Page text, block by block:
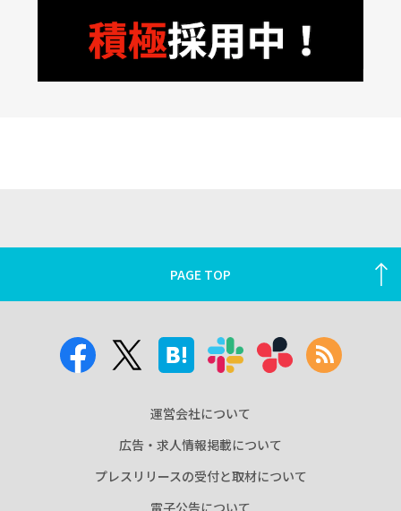
PAGE TOP
運営会社について
広告・求人情報掲載について
プレスリリースの受付と取材について